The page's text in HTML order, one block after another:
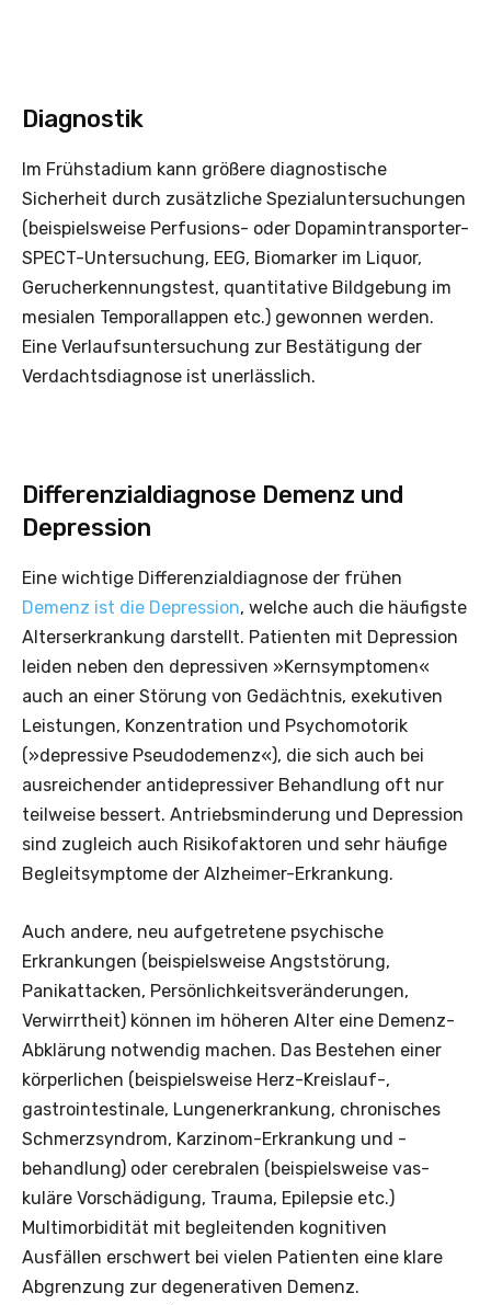
Diagnostik
Im Frühstadium kann größere diagnostische
Sicherheit durch zusätzliche Spezialuntersuchungen
(beispielsweise Perfusions- oder Dopamintransporter-
SPECT-Untersuchung, EEG, Biomarker im Liquor,
Gerucherkennungstest, quantitative Bildgebung im
mesialen Temporallappen etc.) gewonnen werden.
Eine Verlaufsuntersuchung zur Bestätigung der
Verdachtsdiagnose ist unerlässlich.
Differenzialdiagnose Demenz und
Depression
Eine wichtige Differenzialdia­gnose der frühen
Demenz ist die Depression, welche auch die häufigste
Alterserkrankung darstellt. Patienten mit Depression
leiden neben den depressiven »Kernsymptomen«
auch an einer Störung von Gedächtnis, exekutiven
Leistungen, Konzentration und Psychomotorik
(»depressive Pseudodemenz«), die sich auch bei
ausreichender antidepressiver Behandlung oft nur
teilweise bessert. Antriebsminderung und Depression
sind zugleich auch Risikofaktoren und sehr häufige
Begleitsymptome der Alzheimer-Erkrankung.
Auch andere, neu aufgetretene psychische
Erkrankungen (beispielsweise Angststörung,
Panikattacken, Persönlichkeitsveränderungen,
Verwirrtheit) können im höheren Alter eine Demenz-
Abklärung notwendig machen. Das Bestehen einer
körperlichen (beispielsweise Herz-Kreislauf-,
gastrointestinale, Lungenerkrankung, chronisches
Schmerzsyndrom, Karzinom-Erkrankung und -
behandlung) oder cerebralen (beispielsweise vas­
kuläre Vorschädigung, Trauma, Epilepsie etc.)
Multimorbidität mit begleitenden kognitiven
Ausfällen erschwert bei vielen Patienten eine klare
Abgrenzung zur degenerativen Demenz.